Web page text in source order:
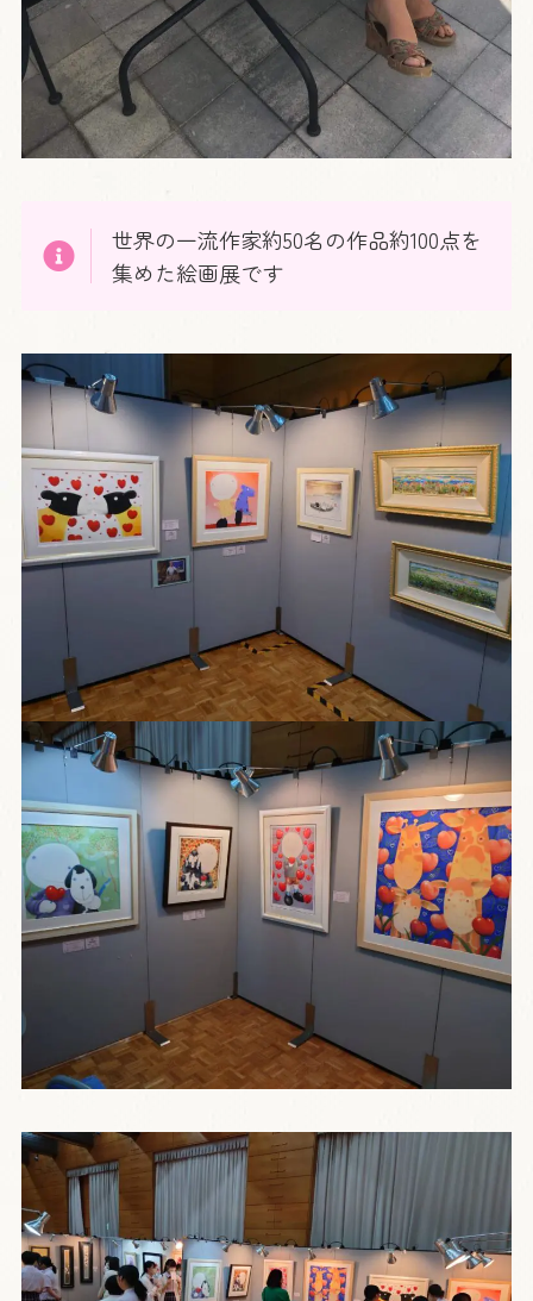
世界の一流作家約50名の作品約100点を
集めた絵画展です